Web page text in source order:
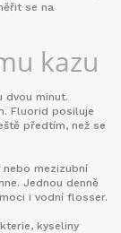
se na
kazu
dvou minut.
Fluorid posiluje
předtím, než se
nebo mezizubní
Jednou denně
i vodní flosser.
kyseliny